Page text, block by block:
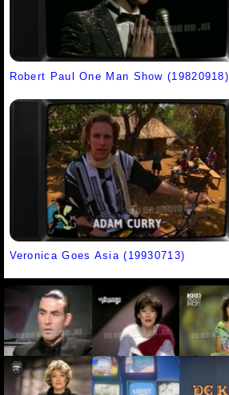
Robert Paul One Man Show (19820918)
Veronica Goes Asia (19930713)